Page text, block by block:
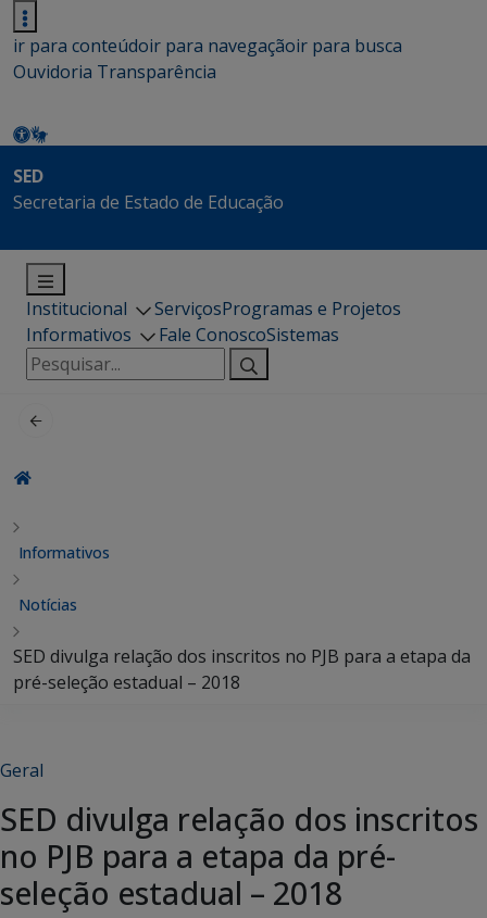
ir para conteúdoir para navegaçãoir para busca
Ouvidoria Transparência
SED
Secretaria de Estado de Educação
Institucional ServiçosProgramas e Projetos
Informativos
Fale ConoscoSistemas
Pesquisar
por:
Informativos
Notícias
SED divulga relação dos inscritos no PJB para a etapa da
pré-seleção estadual – 2018
Geral
SED divulga relação dos inscritos
no PJB para a etapa da pré-
seleção estadual – 2018